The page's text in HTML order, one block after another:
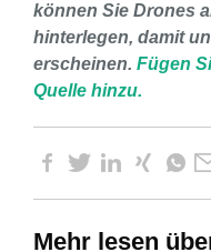
können Sie Drones
hinterlegen, damit
erscheinen. Fügen
Quelle hinzu.
Mehr lesen